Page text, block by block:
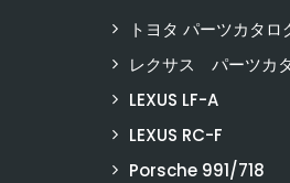
トヨタ パーツカタロ
レクサス パーツカ
LEXUS LF-A
LEXUS RC-F
Porsche 991/718